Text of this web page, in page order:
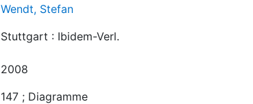
Wendt, Stefan
Stuttgart : Ibidem-Verl.
2008
147 ; Diagramme